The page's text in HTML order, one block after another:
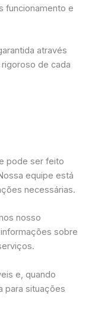
funcionamento e
através
de cada
pode ser feito
equipe está
necessárias.
nosso
sobre
e, quando
para situações